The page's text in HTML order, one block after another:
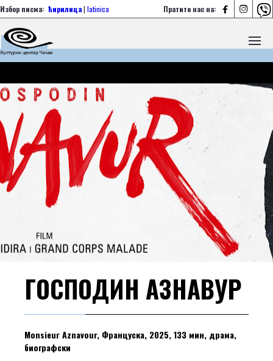
Пратите нас на:   
Избор писма: ћирилица| latinica
ГОСПОДИН АЗНАВУР
Monsieur Aznavour, Француска, 2025, 133 мин, драма,
биографски